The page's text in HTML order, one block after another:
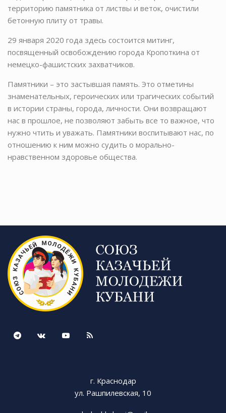
территорию памятника от листвы и веток, очистили
бетонную плиту от травы.
29 января 2020 года здесь состоится митинг,
посвященный освобождению города Кропоткина от
немецко-фашистских захватчиков.
Памятники – это застывшая память. Это отметины
знаменательных, героических или трагических событий
в истории страны, города, личности. Они возвращают
нас в прошлое, не позволяют забыть все то важное, что
нужно чтить и уважать. Памятники воспитывают нас, по
отношению к ним можно судить о морально-
нравственном здоровье общества.
г. Краснодар
ул. Рашпилевская, 10